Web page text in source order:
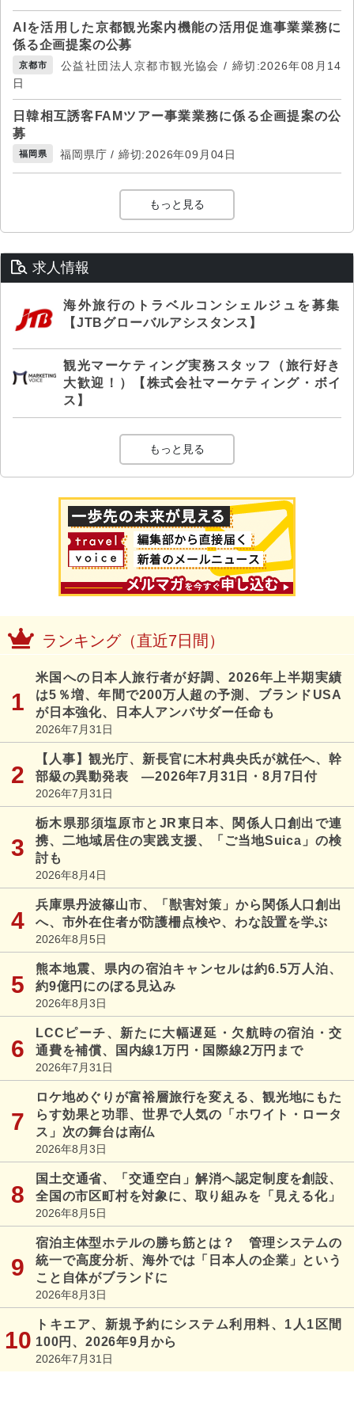
AIを活用した京都観光案内機能の活用促進事業業務に
係る企画提案の公募
京都市
公益社団法人京都市観光協会 / 締切:2026年08月14
日
日韓相互誘客FAMツアー事業業務に係る企画提案の公
募
福岡県 福岡県庁 / 締切:2026年09月04日
もっと見る
求人情報
海外旅行のトラベルコンシェルジュを募集
【JTBグローバルアシスタンス】
観光マーケティング実務スタッフ（旅行好き
大歓迎！）【株式会社マーケティング・ボイ
ス】
もっと見る
ランキング（直近7日間）
米国への日本人旅行者が好調、2026年上半期実績
は5％増、年間で200万人超の予測、ブランドUSA
が日本強化、日本人アンバサダー任命も
2026年7月31日
【人事】観光庁、新長官に木村典央氏が就任へ、幹
部級の異動発表 ―2026年7月31日・8月7日付
2026年7月31日
栃木県那須塩原市とJR東日本、関係人口創出で連
携、二地域居住の実践支援、「ご当地Suica」の検
討も
2026年8月4日
兵庫県丹波篠山市、「獣害対策」から関係人口創出
へ、市外在住者が防護柵点検や、わな設置を学ぶ
2026年8月5日
熊本地震、県内の宿泊キャンセルは約6.5万人泊、
約9億円にのぼる見込み
2026年8月3日
LCCピーチ、新たに大幅遅延・欠航時の宿泊・交
通費を補償、国内線1万円・国際線2万円まで
2026年7月31日
ロケ地めぐりが富裕層旅行を変える、観光地にもた
らす効果と功罪、世界で人気の「ホワイト・ロータ
ス」次の舞台は南仏
2026年8月3日
国土交通省、「交通空白」解消へ認定制度を創設、
全国の市区町村を対象に、取り組みを「見える化」
2026年8月5日
宿泊主体型ホテルの勝ち筋とは？ 管理システムの
統一で高度分析、海外では「日本人の企業」という
こと自体がブランドに
2026年8月3日
トキエア、新規予約にシステム利用料、1人1区間
100円、2026年9月から
2026年7月31日